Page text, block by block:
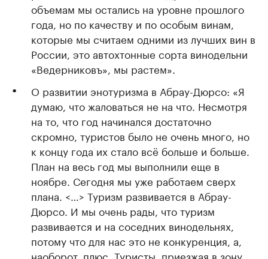
объемам мы остались на уровне прошлого
года, но по качеству и по особым винам,
которые мы считаем одними из лучших вин в
России, это автохтонные сорта винодельни
«Ведерниковъ», мы растем».
О развитии энотуризма в Абрау-Дюрсо: «Я
думаю, что жаловаться не на что. Несмотря
на то, что год начинался достаточно
скромно, туристов было не очень много, но
к концу года их стало всё больше и больше.
План на весь год мы выполнили еще в
ноябре. Сегодня мы уже работаем сверх
плана. <…> Туризм развивается в Абрау-
Дюрсо. И мы очень рады, что туризм
развивается и на соседних винодельнях,
потому что для нас это не конкуренция, а,
наоборот, плюс. Туристы, приезжая в зону